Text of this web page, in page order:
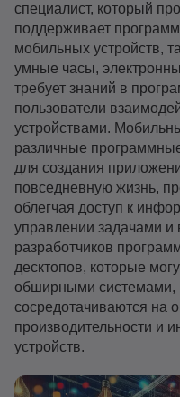
специалист, который
поддерживает
мобильных устройств,
умные часы,
требует знаний в
пользователи
устройствами.
различные
для создания
повседневную жизнь,
облегчая доступ к
управлении задачами
разработчиков
десктопов, которые
обширными системами,
сосредотачиваются на
производительности и
устройств.